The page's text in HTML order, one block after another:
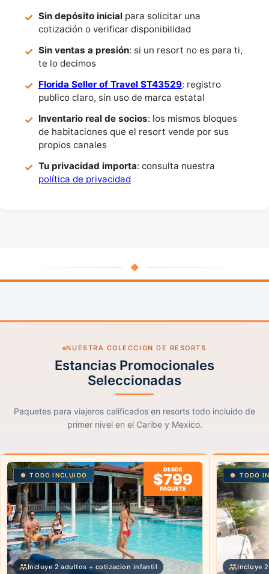
Sin depósito inicial para solicitar una
cotización o verificar disponibilidad
Sin ventas a presión: si un resort no es para ti,
te lo decimos
Florida Seller of Travel ST43529: registro
publico claro, sin uso de marca estatal
Inventario real de socios: los mismos bloques
de habitaciones que el resort vende por sus
propios canales
Tu privacidad importa: consulta nuestra
política de privacidad
◆
NUESTRA COLECCION DE RESORTS
Estancias Promocionales
Seleccionadas
Paquetes para viajeros calificados en resorts todo incluido de
primer nivel en el Caribe y Mexico.
TODO INCLUIDO
DESDE
$799
PAQUETE
Incluye 2 adultos + cotizacion infantil
TODO
Incluye